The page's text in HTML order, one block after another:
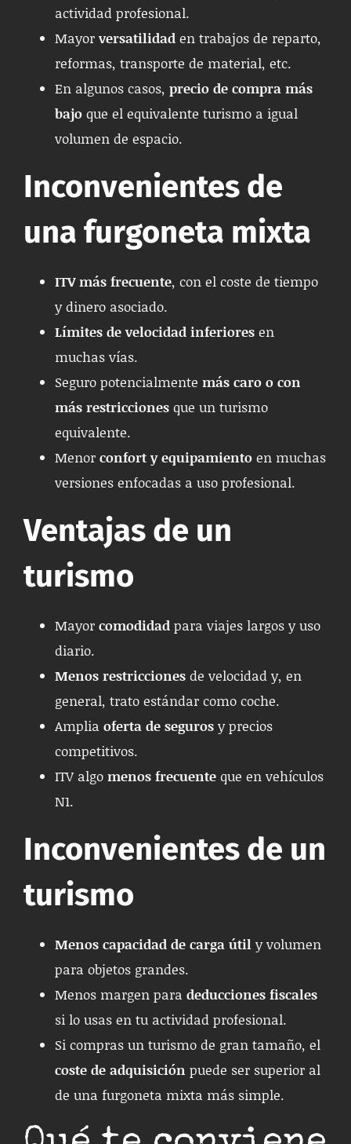
actividad profesional.
Mayorversatilidad en trabajos de reparto,
reformas, transporte de material, etc.
En algunos casos, precio de compra más
bajo que el equivalente turismo a igual
volumen de espacio.
Inconvenientes de
una furgoneta mixta
ITV más frecuente, con el coste de tiempo
y dinero asociado.
Límites de velocidad inferiores en
muchas vías.
Seguro potencialmente más caro o con
más restricciones que un turismo
equivalente.
Menor confort y equipamiento en muchas
versiones enfocadas a uso profesional.
Ventajas de un
turismo
Mayor comodidad para viajes largos y uso
diario.
Menos restricciones de velocidad y, en
general, trato estándar como coche.
Amplia oferta de seguros y precios
competitivos.
ITV algo menos frecuente que en vehículos
N1.
Inconvenientes de un
turismo
Menos capacidad de carga útil y volumen
para objetos grandes.
Menos margen para deducciones fiscales
si lo usas en tu actividad profesional.
Si compras un turismo de gran tamaño, el
coste de adquisición puede ser superior al
de una furgoneta mixta más simple.